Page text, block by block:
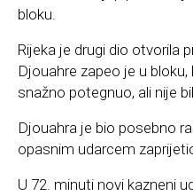
bloku.
Rijeka je drugi dio otvorila
Djouahre zapeo je u
snažno potegnuo, ali nije
Djouahra je bio posebno
opasnim udarcem
U 72. minuti novi kazneni